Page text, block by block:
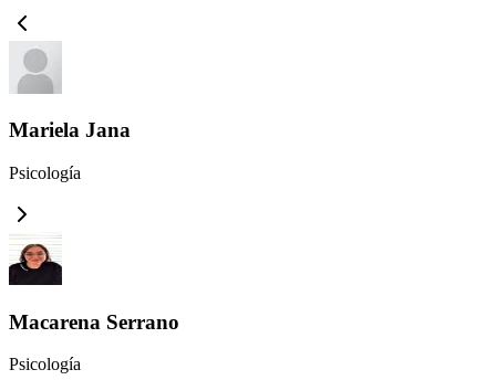
Mariela Jana
Psicología
Macarena Serrano
Psicología